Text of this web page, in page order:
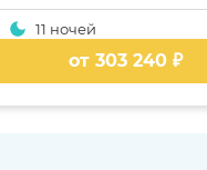
11 ночей
от 303 240 ₽